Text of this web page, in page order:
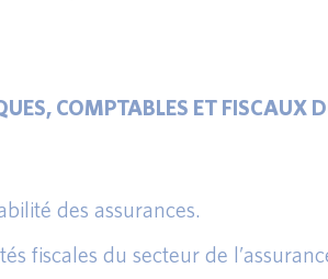
COMPTABLES ET FISCAUX
des assurances.
fiscales du secteur de